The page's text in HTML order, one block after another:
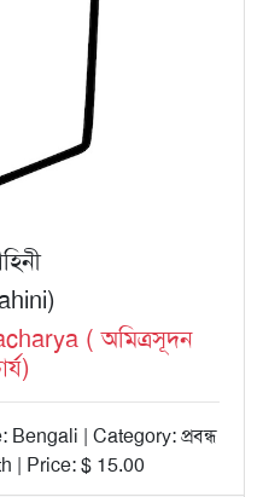
( অমিত্রসূদন
| Category: প্রবন্ধ
| Price: $ 15.00